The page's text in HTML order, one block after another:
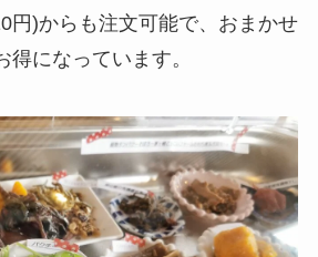
円)からも注文可能で、おまかせ
になっています。